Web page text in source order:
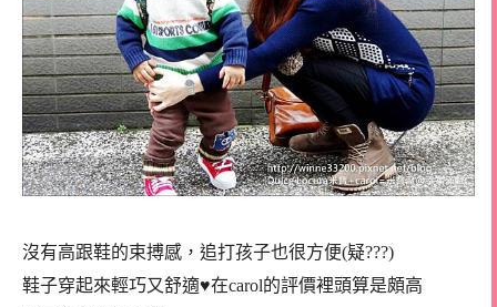
沒有高跟鞋的束搏感，追打孩子也很方便(疑???)
鞋子穿起來輕巧又舒適♥在carol的評價裡頭算是頗高